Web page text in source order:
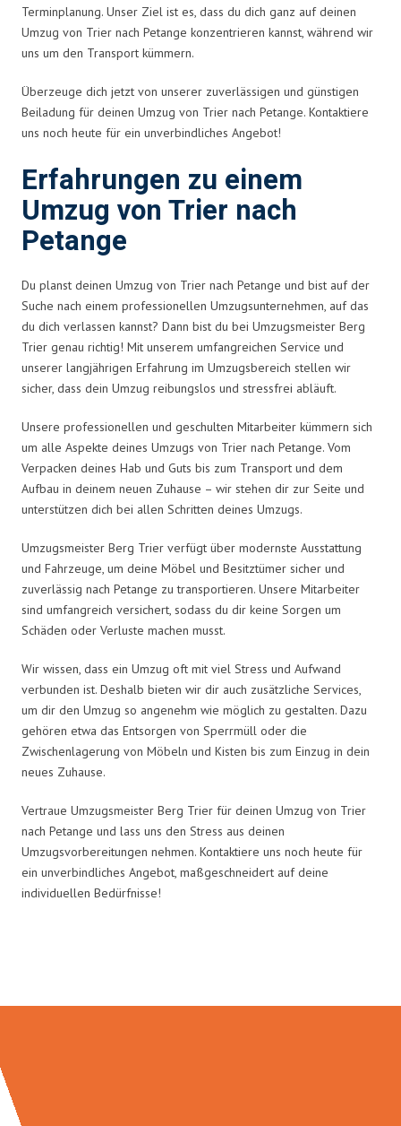
Terminplanung. Unser Ziel ist es, dass du dich ganz auf deinen
Umzug von Trier nach Petange konzentrieren kannst, während wir
uns um den Transport kümmern.
Überzeuge dich jetzt von unserer zuverlässigen und günstigen
Beiladung für deinen Umzug von Trier nach Petange. Kontaktiere
uns noch heute für ein unverbindliches Angebot!
Erfahrungen zu einem
Umzug von Trier nach
Petange
Du planst deinen Umzug von Trier nach Petange und bist auf der
Suche nach einem professionellen Umzugsunternehmen, auf das
du dich verlassen kannst? Dann bist du bei Umzugsmeister Berg
Trier genau richtig! Mit unserem umfangreichen Service und
unserer langjährigen Erfahrung im Umzugsbereich stellen wir
sicher, dass dein Umzug reibungslos und stressfrei abläuft.
Unsere professionellen und geschulten Mitarbeiter kümmern sich
um alle Aspekte deines Umzugs von Trier nach Petange. Vom
Verpacken deines Hab und Guts bis zum Transport und dem
Aufbau in deinem neuen Zuhause – wir stehen dir zur Seite und
unterstützen dich bei allen Schritten deines Umzugs.
Umzugsmeister Berg Trier verfügt über modernste Ausstattung
und Fahrzeuge, um deine Möbel und Besitztümer sicher und
zuverlässig nach Petange zu transportieren. Unsere Mitarbeiter
sind umfangreich versichert, sodass du dir keine Sorgen um
Schäden oder Verluste machen musst.
Wir wissen, dass ein Umzug oft mit viel Stress und Aufwand
verbunden ist. Deshalb bieten wir dir auch zusätzliche Services,
um dir den Umzug so angenehm wie möglich zu gestalten. Dazu
gehören etwa das Entsorgen von Sperrmüll oder die
Zwischenlagerung von Möbeln und Kisten bis zum Einzug in dein
neues Zuhause.
Vertraue Umzugsmeister Berg Trier für deinen Umzug von Trier
nach Petange und lass uns den Stress aus deinen
Umzugsvorbereitungen nehmen. Kontaktiere uns noch heute für
ein unverbindliches Angebot, maßgeschneidert auf deine
individuellen Bedürfnisse!